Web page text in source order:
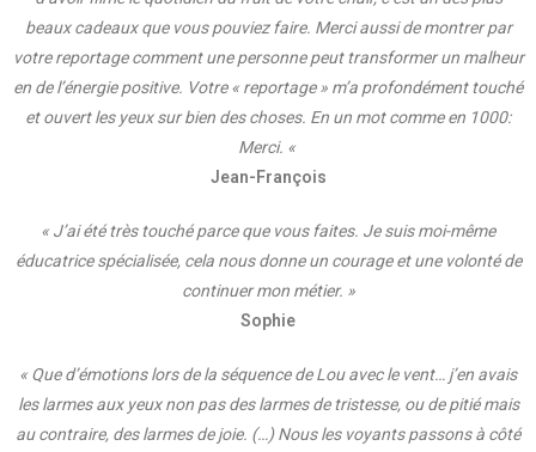
beaux cadeaux que vous pouviez faire. Merci aussi de montrer par
votre reportage comment une personne peut transformer un malheur
en de l’énergie positive. Votre « reportage » m’a profondément touché
et ouvert les yeux sur bien des choses. En un mot comme en 1000:
Merci. «
Jean-François
« J’ai été très touché parce que vous faites. Je suis moi-même
éducatrice spécialisée, cela nous donne un courage et une volonté de
continuer mon métier. »
Sophie
« Que d’émotions lors de la séquence de Lou avec le vent… j’en avais
les larmes aux yeux non pas des larmes de tristesse, ou de pitié mais
au contraire, des larmes de joie. (…) Nous les voyants passons à côté